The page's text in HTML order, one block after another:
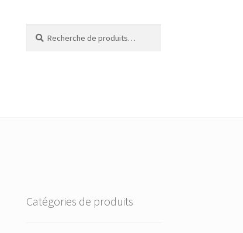
pour :
Catégories de produits